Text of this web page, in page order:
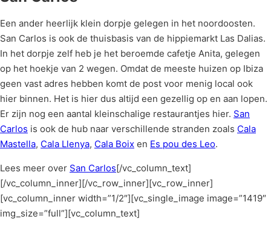
Een ander heerlijk klein dorpje gelegen in het noordoosten.
San Carlos is ook de thuisbasis van de hippiemarkt Las Dalias.
In het dorpje zelf heb je het beroemde cafetje Anita, gelegen
op het hoekje van 2 wegen. Omdat de meeste huizen op Ibiza
geen vast adres hebben komt de post voor menig local ook
hier binnen. Het is hier dus altijd een gezellig op en aan lopen.
Er zijn nog een aantal kleinschalige restaurantjes hier. San
Carlos is ook de hub naar verschillende stranden zoals Cala
Mastella, Cala Llenya, Cala Boix en Es pou des Leo.
Lees meer over San Carlos[/vc_column_text]
[/vc_column_inner][/vc_row_inner][vc_row_inner]
[vc_column_inner width=”1/2″][vc_single_image image=”1419″
img_size=”full”][vc_column_text]